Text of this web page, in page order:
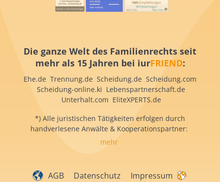
Die ganze Welt des Familienrechts seit
mehr als 15 Jahren bei iurFRIEND:
Ehe.de Trennung.de Scheidung.de Scheidung.com
Scheidung-online.ki Lebenspartnerschaft.de
Unterhalt.com EliteXPERTS.de
*) Alle juristischen Tätigkeiten erfolgen durch
handverlesene Anwälte & Kooperationspartner:
mehr
AGB Datenschutz Impressum